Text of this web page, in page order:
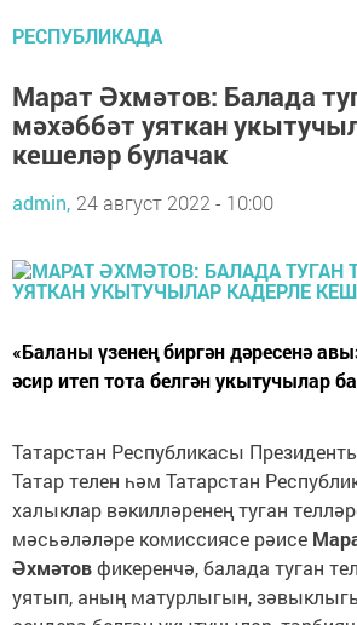
РЕСПУБЛИКАДА
Марат Әхмәтов: Балада
мәхәббәт уяткан
кешеләр булачак
admin, 24 август 2022 - 10:00
«Баланы үзенең биргән дәресенә
әсир итеп тота белгән укытучылар
Татарстан Республикасы
Татар телен һәм Татарстан
халыклар вәкилләренең туган
мәсьәләләре комиссиясе рәисе
Әхмәтовфикеренчә, балада туган
уятып, аның матурлыгын,